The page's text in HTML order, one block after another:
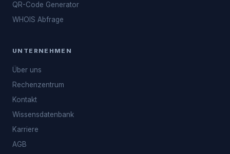
QR-Code Generator
WHOIS Abfrage
UNTERNEHMEN
Über uns
Rechenzentrum
Kontakt
Wissensdatenbank
Karriere
AGB